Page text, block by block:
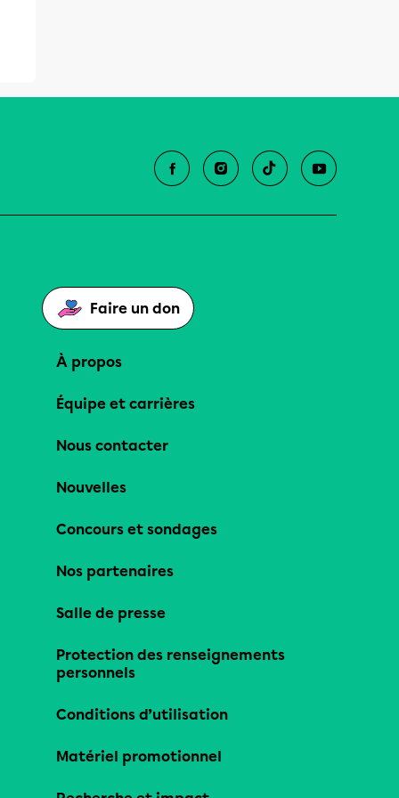
Faire un don
À propos
Équipe et carrières
Nous contacter
Nouvelles
Concours et sondages
Nos partenaires
Salle de presse
Protection des renseignements
personnels
Conditions d’utilisation
Matériel promotionnel